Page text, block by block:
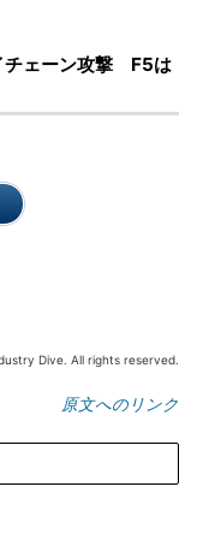
チェーン攻撃 F5は
Dive. All rights reserved.
原文へのリンク